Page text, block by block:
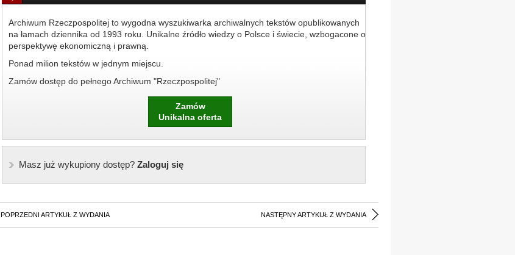
Archiwum Rzeczpospolitej to wygodna wyszukiwarka archiwalnych tekstów opublikowanych
na łamach dziennika od 1993 roku. Unikalne źródło wiedzy o Polsce i świecie, wzbogacone o
perspektywę ekonomiczną i prawną.
Ponad milion tekstów w jednym miejscu.
Zamów dostęp do pełnego Archiwum "Rzeczpospolitej"
Zamów
Unikalna oferta
Masz już wykupiony dostęp?Zaloguj się
POPRZEDNI ARTYKUŁ Z WYDANIA NASTĘPNY ARTYKUŁ Z WYDANIA